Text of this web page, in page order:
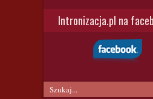
Intronizacja.pl na